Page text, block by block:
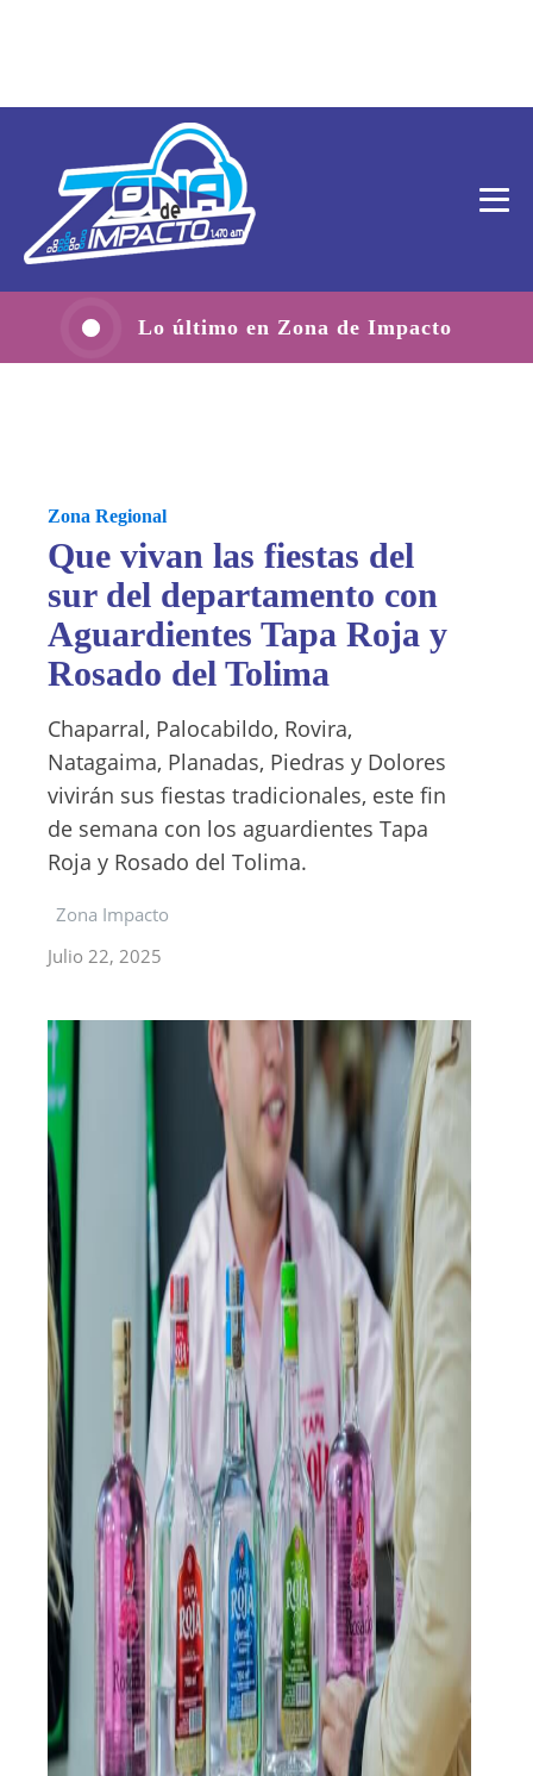
Lo último en Zona de Impacto
Zona Regional
Que vivan las fiestas del
sur del departamento con
Aguardientes Tapa Roja y
Rosado del Tolima
Chaparral, Palocabildo, Rovira,
Natagaima, Planadas, Piedras y Dolores
vivirán sus fiestas tradicionales, este fin
de semana con los aguardientes Tapa
Roja y Rosado del Tolima.
Zona Impacto
Julio 22, 2025